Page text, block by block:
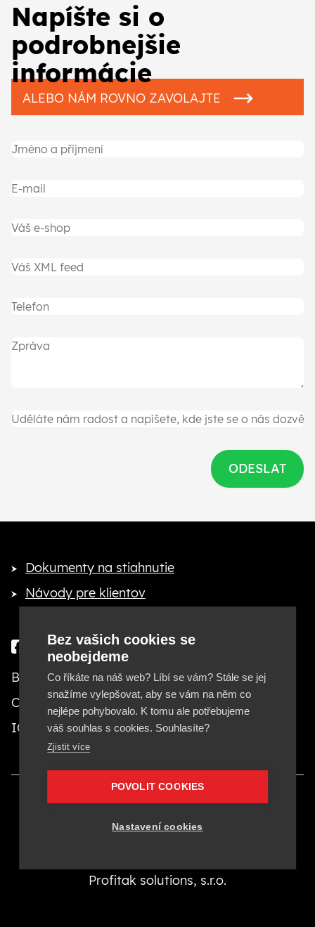
Bez vašich cookies se
neobejdeme
Co říkáte na náš web? Líbí se vám? Stále se jej
snažíme vylepšovat, aby se vám na něm co
nejlépe pohybovalo. K tomu ale potřebujeme
váš souhlas s cookies. Souhlasíte?
Zjistit více
POVOLIT COOKIES
Nastavení cookies
Napíšte si o
podrobnejšie
informácie
ALEBO NÁM ROVNO ZAVOLAJTE
Dokumenty na stiahnutie
Návody pre klientov
Besteto marketing, s. r. o.
Cejl 20, 602 00 Brno
IČ: 29380553, DIČ: CZ29380553
Provozovatelom stránok Besteto.sk je Besteto
marketing, s. r. o., IČ 29380553.
Profitak solutions, s.r.o.